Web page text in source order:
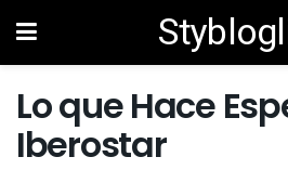
Lo que Hace
Iberostar